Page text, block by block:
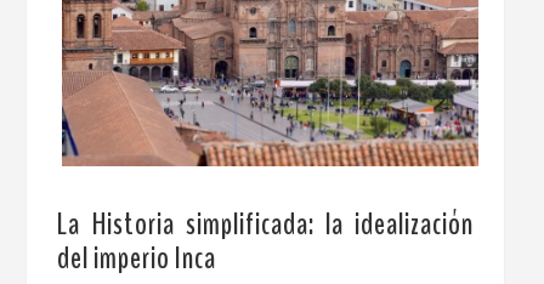
La Historia simplificada: la idealización
del imperio Inca